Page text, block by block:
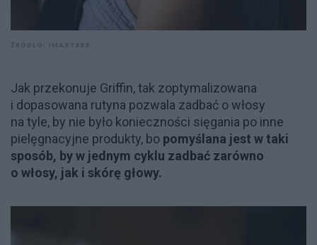
Jak przekonuje Griffin, tak zoptymalizowana
i dopasowana rutyna pozwala zadbać o włosy
na tyle, by nie było konieczności sięgania po inne
pielęgnacyjne produkty, bo pomyślana jest w taki
sposób, by w jednym cyklu zadbać zarówno
o włosy, jak i skórę głowy.